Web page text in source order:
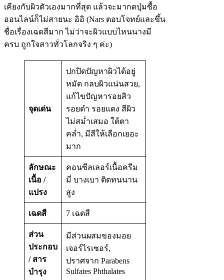
เคียงกับผิวตัวเองมากที่สุด แล้วจะมากดปุ่มซื้อ
ออนไลน์ก็ไม่สายนะ อิอิ (Nars ตอบโจทย์และขึ้น
ชื่อเรื่องเฉดสีมาก ไม่ว่าจะผิวแบบไหนนางมี
ครบ ถูกใจสาวทั่วโลกจริง ๆ ค่ะ)
จุดเด่น
ปกปิดปัญหาผิวได้อยู่
หมัด กลบผิวแน่นสวย,
แก้ไขปัญหารอยสิว
รอยดำ รอยแดง สีผิว
ไม่สม่ำเสมอ ใต้ตา
คล่ำ, มีสีให้เลือกเยอะ
มาก
ลักษณะ
เนื้อ /
แปรง
คอนซีลเลอร์เนื้อครีม
มี่ บางเบา ติดทนนาน
สูง
เฉดสี 7 เฉดสี
ส่วน
ประกอบ
/ สาร
บำรุง
มีส่วนผสมของมอย
เจอร์ไรเซอร์,
ปราศจาก Parabens
Sulfates Phthalates